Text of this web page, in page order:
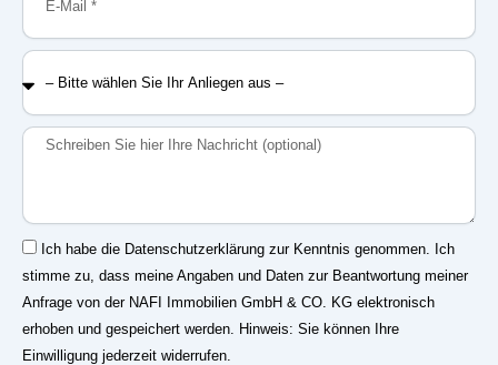
–
Bitte
Sie
Ihr
Nachricht
Einwilligung
Ich habe die Datenschutzerklärung zur Kenntnis genommen. Ich
stimme zu, dass meine Angaben und Daten zur Beantwortung meiner
Anfrage von der NAFI Immobilien GmbH & CO. KG elektronisch
erhoben und gespeichert werden. Hinweis: Sie können Ihre
Einwilligung jederzeit widerrufen.